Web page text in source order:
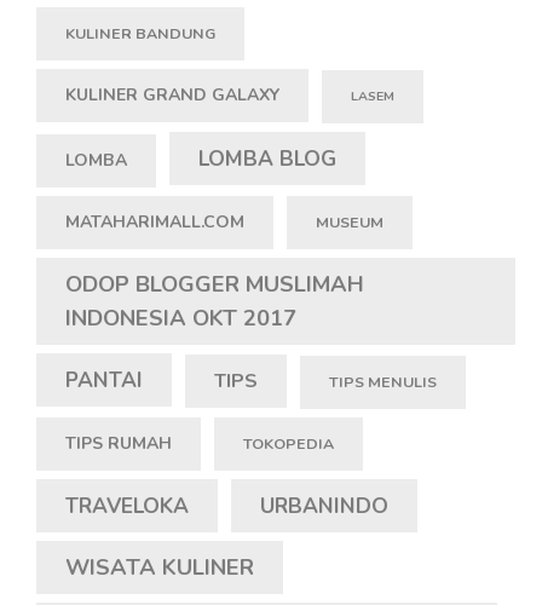
KULINER BANDUNG
KULINER GRAND GALAXY LASEM
LOMBA LOMBA BLOG
MATAHARIMALL.COM MUSEUM
ODOP BLOGGER MUSLIMAH
INDONESIA OKT 2017
PANTAI TIPS TIPS MENULIS
TIPS RUMAH TOKOPEDIA
TRAVELOKA URBANINDO
WISATA KULINER